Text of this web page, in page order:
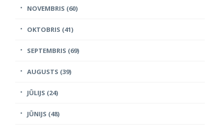
NOVEMBRIS (60)
OKTOBRIS (41)
SEPTEMBRIS (69)
AUGUSTS (39)
JŪLIJS (24)
JŪNIJS (48)